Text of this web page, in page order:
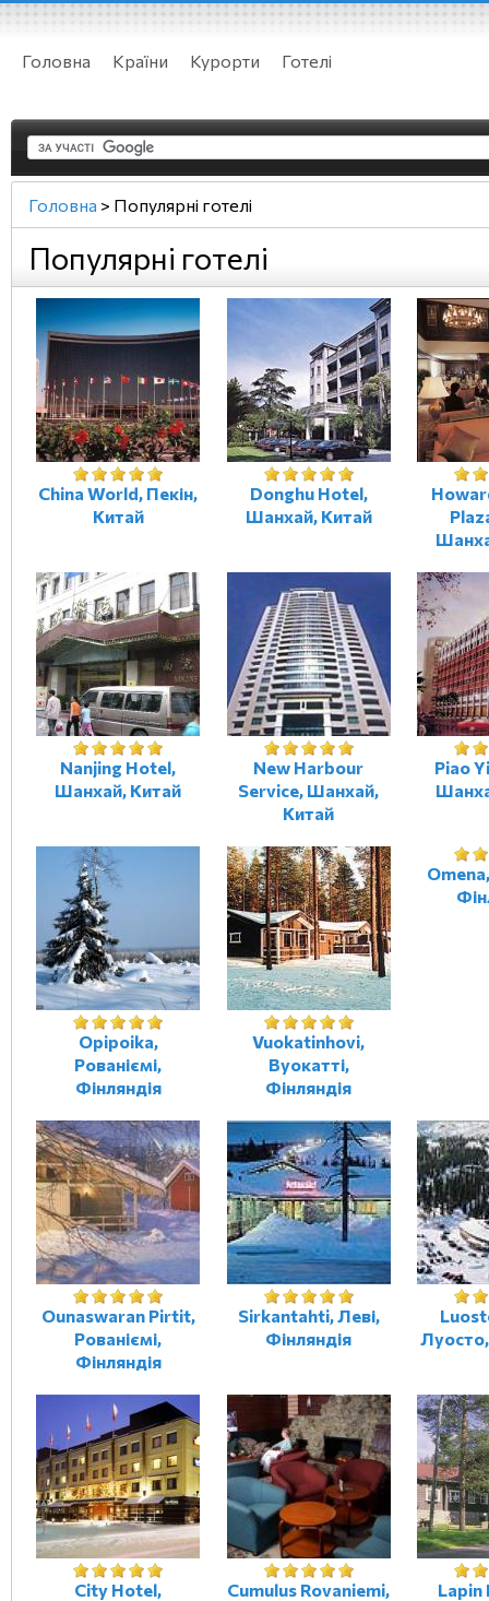
Головна Країни Курорти Готелі
Головна > Популярні готелі
Популярні готелі
China World, Пекін,
Китай
Donghu Hotel,
Шанхай, Китай
Nanjing Hotel,
Шанхай, Китай
New Harbour
Service, Шанхай,
Китай
Piao
Opipoika,
Рованіємі,
Фінляндія
Vuokatinhovi,
Вуокатті,
Фінляндія
Ounaswaran Pirtit,
Рованіємі,
Фінляндія
Sirkantahti, Леві,
Фінляндія
City Hotel,
Cumulus Rovaniemi,
Lapin